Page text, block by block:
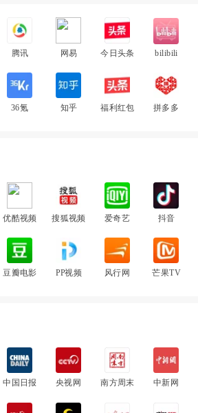
腾讯 网易 今日头条 bilibili
36氪 知乎 福利红包 拼多多
优酷视频 搜狐视频 爱奇艺 抖音
豆瓣电影 PP视频 风行网 芒果TV
中国日报 央视网 南方周末 中新网